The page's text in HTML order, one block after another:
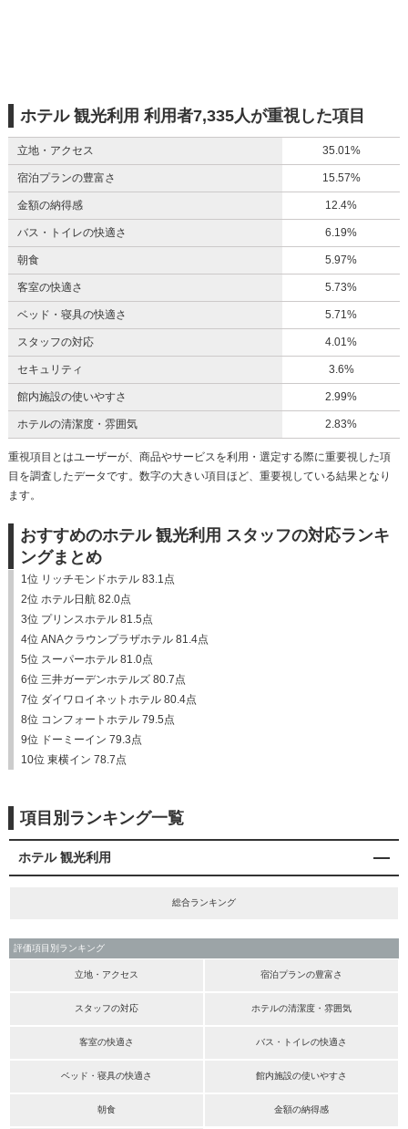
ホテル 観光利用 利用者7,335人が重視した項目
立地・アクセス 35.01%
宿泊プランの豊富さ 15.57%
金額の納得感 12.4%
バス・トイレの快適さ 6.19%
朝食 5.97%
客室の快適さ 5.73%
ベッド・寝具の快適さ 5.71%
スタッフの対応 4.01%
セキュリティ 3.6%
館内施設の使いやすさ 2.99%
ホテルの清潔度・雰囲気 2.83%
重視項目とはユーザーが、商品やサービスを利用・選定する際に重要視した項
目を調査したデータです。数字の大きい項目ほど、重要視している結果となり
ます。
おすすめのホテル 観光利用 スタッフの対応ランキ
ングまとめ
1位 リッチモンドホテル 83.1点
2位 ホテル日航 82.0点
3位 プリンスホテル 81.5点
4位 ANAクラウンプラザホテル 81.4点
5位 スーパーホテル 81.0点
6位 三井ガーデンホテルズ 80.7点
7位 ダイワロイネットホテル 80.4点
8位 コンフォートホテル 79.5点
9位 ドーミーイン 79.3点
10位 東横イン 78.7点
項目別ランキング一覧
ホテル 観光利用
総合ランキング
評価項目別ランキング
立地・アクセス 宿泊プランの豊富さ
スタッフの対応 ホテルの清潔度・雰囲気
客室の快適さ バス・トイレの快適さ
ベッド・寝具の快適さ 館内施設の使いやすさ
朝食 金額の納得感